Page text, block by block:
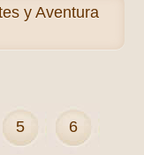
y Aventura
5 6